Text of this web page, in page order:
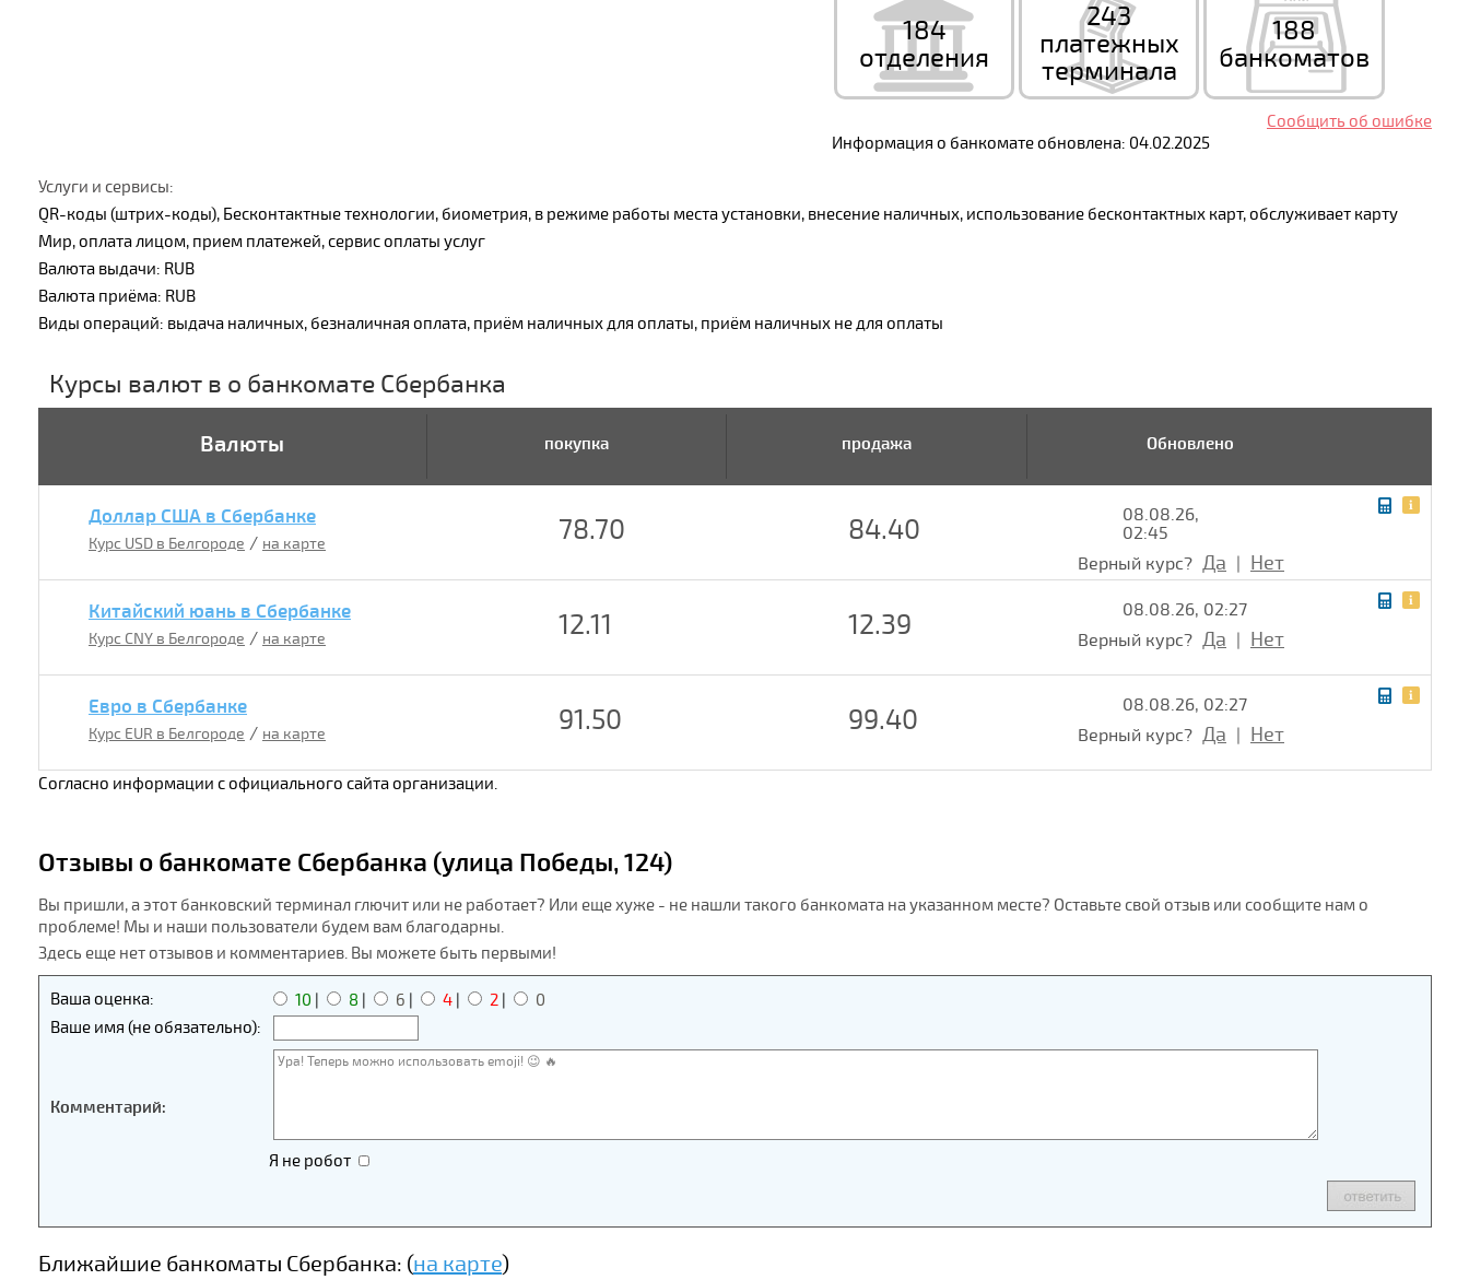
184
отделения
243
платежных
терминала
188
банкоматов
Сообщить об ошибке
Информация о банкомате обновлена: 04.02.2025
Услуги и сервисы:
QR-коды (штрих-коды), Бесконтактные технологии, биометрия, в режиме работы места установки, внесение наличных, использование бесконтактных карт, обслуживает карту
Мир, оплата лицом, прием платежей, сервис оплаты услуг
Валюта выдачи: RUB
Валюта приёма: RUB
Виды операций: выдача наличных, безналичная оплата, приём наличных для оплаты, приём наличных не для оплаты
Курсы валют в о банкомате Сбербанка
Валюты покупка продажа Обновлено
Доллар США в Сбербанке
Курс USD в Белгороде / на карте 78.70 84.40
08.08.26,
02:45
Верный курс? Да Нет
Китайский юань в Сбербанке
Курс CNY в Белгороде / на карте 12.11 12.39
08.08.26, 02:27
Верный курс? Да Нет
Евро в Сбербанке
Курс EUR в Белгороде / на карте 91.50 99.40
08.08.26, 02:27
Верный курс? Да Нет
Согласно информации с официального сайта организации.
Отзывы о банкомате Сбербанка (улица Победы, 124)
Вы пришли, а этот банковский терминал глючит или не работает? Или еще хуже - не нашли такого банкомата на указанном месте? Оставьте свой отзыв или сообщите нам о
проблеме! Мы и наши пользователи будем вам благодарны.
Здесь еще нет отзывов и комментариев. Вы можете быть первыми!
Ваша оценка: 10 8 6 4 2
0
Ваше имя (не обязательно):
Комментарий:
Я не робот
Ближайшие банкоматы Сбербанка: (на карте)